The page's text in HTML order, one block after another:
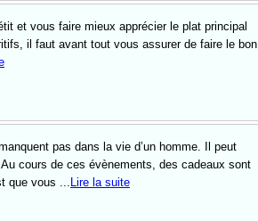
et vous faire mieux apprécier le plat principal
il faut avant tout vous assurer de faire le bon
pas dans la vie d’un homme. Il peut
Au cours de ces évènements, des cadeaux sont
que vous ... Lire la suite